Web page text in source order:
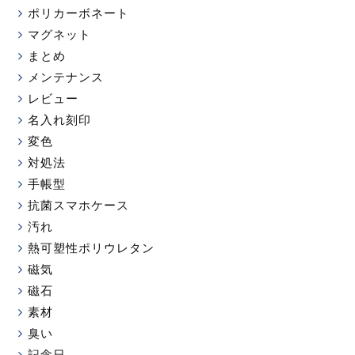
ポリカーボネート
マグネット
まとめ
メンテナンス
レビュー
名入れ刻印
変色
対処法
手帳型
抗菌スマホケース
汚れ
熱可塑性ポリウレタン
磁気
磁石
素材
臭い